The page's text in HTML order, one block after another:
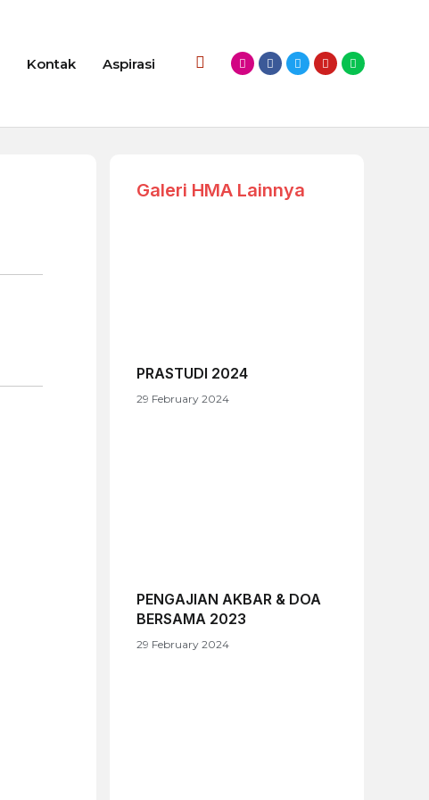
Kontak Aspirasi
Galeri HMA Lainnya
PRASTUDI 2024
29 February 2024
PENGAJIAN AKBAR & DOA
BERSAMA 2023
29 February 2024